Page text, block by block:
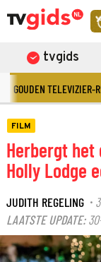
tvgids
GOUDEN TELEVIZIER-
FILM
Herbergt
Holly Lodge
JUDITH REGELING ·
LAATSTE UPDATE: